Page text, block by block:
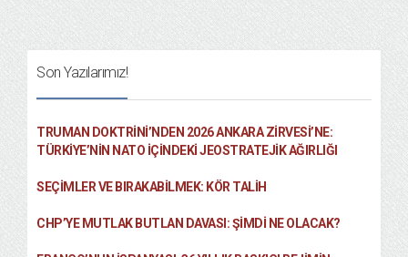
Son Yazılarımız!
TRUMAN DOKTRINI’NDEN 2026 ANKARA ZIRVESI’NE:
TÜRKIYE’NIN NATO İÇINDEKI JEOSTRATEJIK AĞIRLIĞI
SEÇIMLER VE BIRAKABILMEK: KÖR TALIH
CHP’YE MUTLAK BUTLAN DAVASI: ŞİMDİ NE OLACAK?